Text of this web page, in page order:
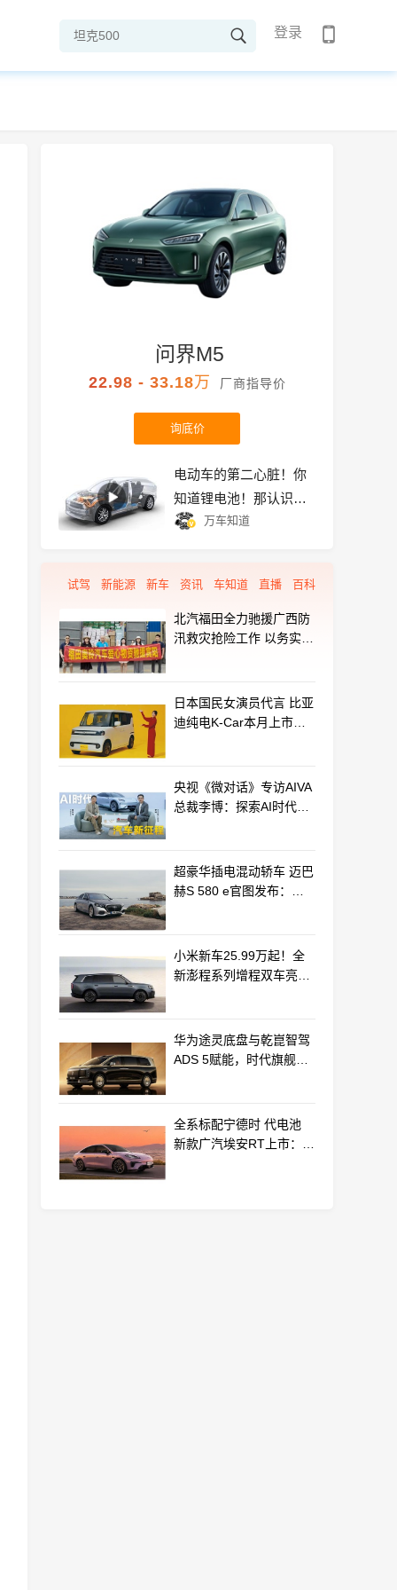
登录
问界M5
22.98 - 33.18万 厂商指导价
询底价
电动车的第二心脏！你
知道锂电池！那认识
4680电池、固态电池
万车知道
试驾 新能源 新车 资讯 车知道 直播 百科
北汽福田全力驰援广西防
汛救灾抢险工作 以务实行
日本国民女演员代言 比亚
迪纯电K-Car本月上市：
央视《微对话》专访AIVA
总裁李博：探索AI时代汽
超豪华插电混动轿车 迈巴
赫S 580 e官图发布：老
小米新车25.99万起！全
新澎程系列增程双车亮相
华为途灵底盘与乾崑智驾
ADS 5赋能，时代旗舰
全系标配宁德时 代电池
新款广汽埃安RT上市：